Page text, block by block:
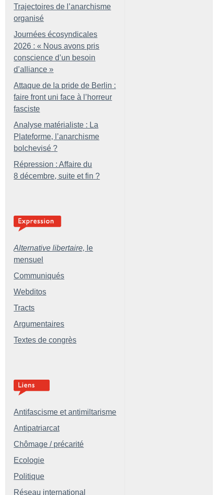
Trajectoires de l’anarchisme
organisé
Journées écosyndicales
2026 : « Nous avons pris
conscience d’un besoin
d’alliance »
Attaque de la pride de Berlin :
faire front uni face à l’horreur
fasciste
Analyse matérialiste : La
Plateforme, l’anarchisme
bolchevisé ?
Répression : Affaire du
8 décembre, suite et fin ?
Alternative libertaire, le
mensuel
Communiqués
Webditos
Tracts
Argumentaires
Textes de congrès
Antifascisme et antimiltarisme
Antipatriarcat
Chômage / précarité
Ecologie
Politique
Réseau international